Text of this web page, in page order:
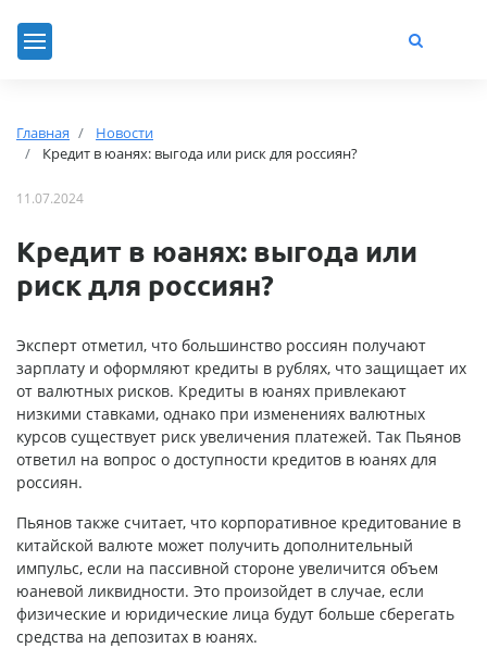
Главная
Новости
Кредит в юанях: выгода или риск для россиян?
11.07.2024
Кредит в юанях: выгода или
риск для россиян?
Эксперт отметил, что большинство россиян получают
зарплату и оформляют кредиты в рублях, что защищает их
от валютных рисков. Кредиты в юанях привлекают
низкими ставками, однако при изменениях валютных
курсов существует риск увеличения платежей. Так Пьянов
ответил на вопрос о доступности кредитов в юанях для
россиян.
Пьянов также считает, что корпоративное кредитование в
китайской валюте может получить дополнительный
импульс, если на пассивной стороне увеличится объем
юаневой ликвидности. Это произойдет в случае, если
физические и юридические лица будут больше сберегать
средства на депозитах в юанях.